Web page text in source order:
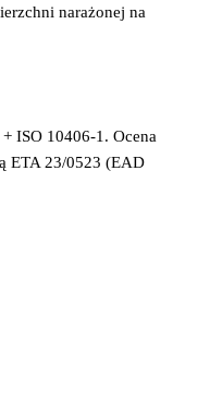
narażonej na
ISO 10406-1. Ocena
ETA 23/0523 (EAD